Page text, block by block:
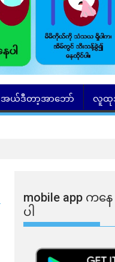
အယ်ဒီတာ့အာဘော် လူထု
mobile app ​​က
ပါ